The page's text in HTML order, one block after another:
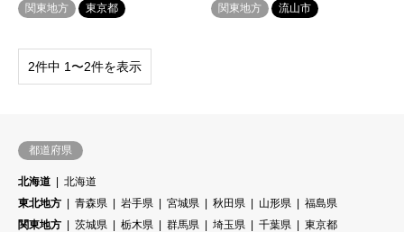
関東地方 東京都 関東地方 流山市
2件中 1〜2件を表示
都道府県
北海道
北海道
東北地方
青森県 岩手県 宮城県 秋田県 山形県
福島県
関東地方
茨城県 栃木県 群馬県 埼玉県 千葉県
東京都